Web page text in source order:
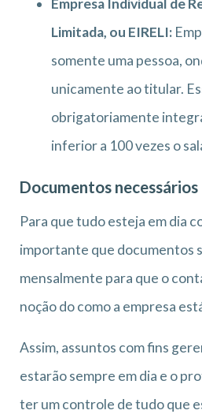
Empresa Individual de
Limitada, ou EIRELI:
somente uma pessoa,
unicamente ao titular.
obrigatoriamente
inferior a 100 vezes o
Documentos necessários
Para que tudo esteja em dia
importante que documentos
mensalmente para que o
noção do como a empresa
Assim, assuntos com fins
estarão sempre em dia e o
ter um controle de tudo que